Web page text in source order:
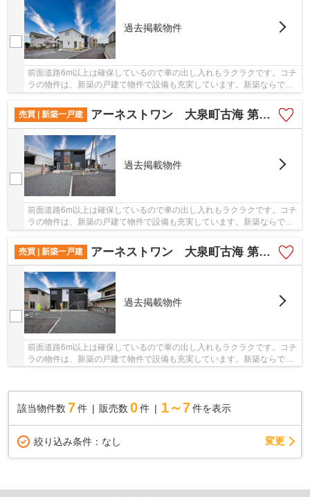
過去掲載物件
前面道路6m以上は確保しているので車の出し入れもラクラクです。コチ
ラの物件は、新築の戸建て物件で設備も充実しています。新築ならでは
売買 | 新築一戸建
アーネストワン 大泉町古海 第10 4号棟
過去掲載物件
前面道路6m以上は確保しているので車の出し入れもラクラクです。コチ
ラの物件は、新築の戸建て物件で設備も充実しています。新築ならでは
の「新しさ」がとても魅力です。地震にも対応...
売買 | 新築一戸建
アーネストワン 大泉町古海 第10 6号棟
過去掲載物件
前面道路6m以上は確保しているので車の出し入れもラクラクです。コチ
ラの物件は、新築の戸建て物件で設備も充実しています。新築ならでは
該当物件数 7件 販売数 0 件 1～7 件を表示
絞り込み条件： なし 変更